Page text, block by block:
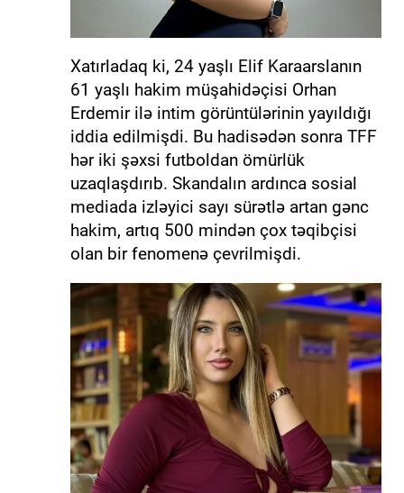
Xatırladaq ki, 24 yaşlı Elif Karaarslanın
61 yaşlı hakim müşahidəçisi Orhan
Erdemir ilə intim görüntülərinin yayıldığı
iddia edilmişdi. Bu hadisədən sonra TFF
hər iki şəxsi futboldan ömürlük
uzaqlaşdırıb. Skandalın ardınca sosial
mediada izləyici sayı sürətlə artan gənc
hakim, artıq 500 mindən çox təqibçisi
olan bir fenomenə çevrilmişdi.